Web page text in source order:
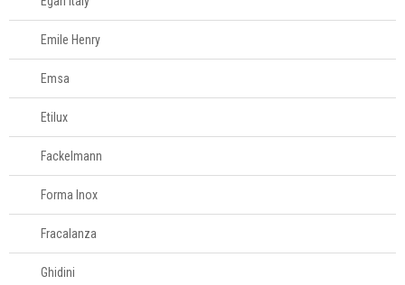
Moedores
Panos de copa
Peneiras
Pilão
Pincel
Plaina de queijo
Porta-
condimentos
Protetor para air
fryer
Quebra-nozes
Emile Henry
Emsa
Etilux
Fackelmann
Forma Inox
Fracalanza
Ghidini